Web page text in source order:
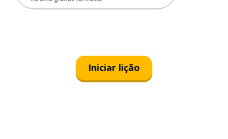
Iniciar lição